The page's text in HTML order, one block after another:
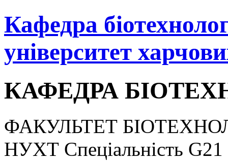
Кафедра
університет
КАФЕДРА
ФАКУЛЬТЕТ
НУХТ Спеціальність G21